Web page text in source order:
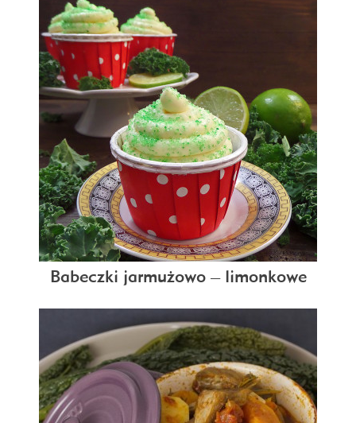
Babeczki jarmużowo – limonkowe